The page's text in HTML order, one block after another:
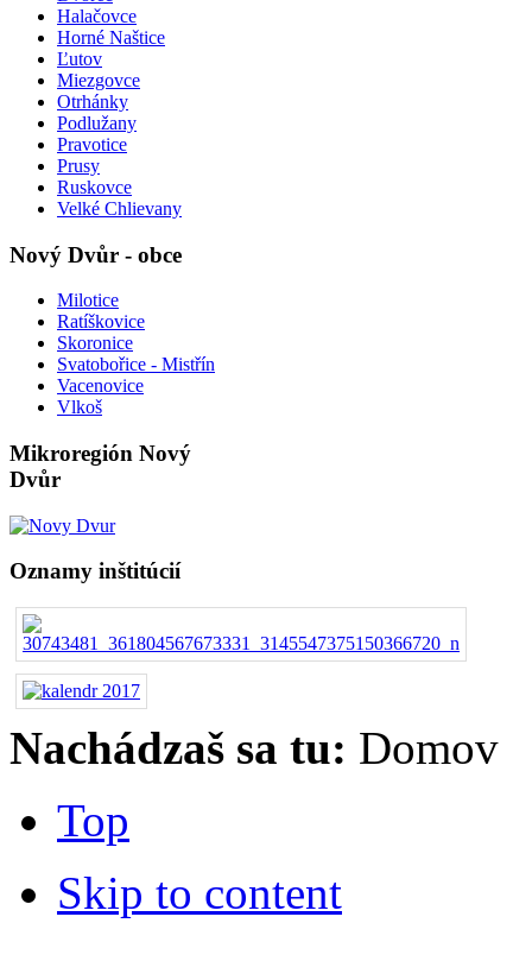
Halačovce
Horné Naštice
Ľutov
Miezgovce
Otrhánky
Podlužany
Pravotice
Prusy
Ruskovce
Velké Chlievany
Nový Dvůr - obce
Milotice
Ratíškovice
Skoronice
Svatobořice - Mistřín
Vacenovice
Vlkoš
Mikroregión Nový
Dvůr
Oznamy inštitúcií
Nachádzaš sa tu: Domov
Top
Skip to content